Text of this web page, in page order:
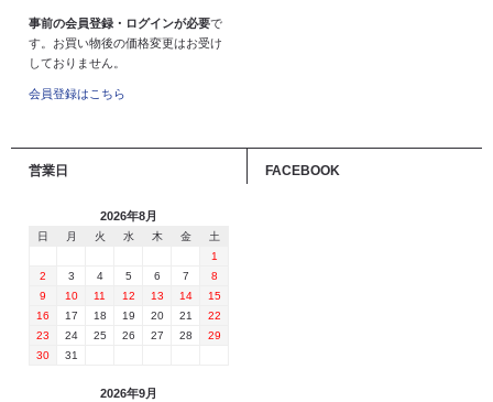
事前の会員登録・ログインが必要で
す。お買い物後の価格変更はお受け
しておりません。
会員登録はこちら
営業日
2026年8月
日 月 火 水 木 金
土
1
2
3 4 5 6 7
8
9
10 11 12 13 14
15
16
17 18 19 20 21
22
23
24 25 26 27 28
29
30
31
2026年9月
FACEBOOK